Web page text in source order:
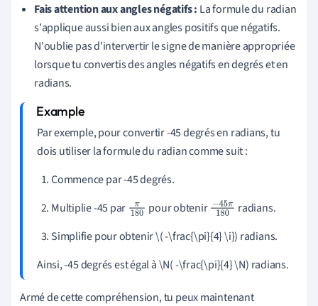
Fais attention aux angles négatifs : La formule du radian
s'applique aussi bien aux angles positifs que négatifs.
N'oublie pas d'intervertir le signe de manière appropriée
lorsque tu convertis des angles négatifs en degrés et en
radians.
Par exemple, pour convertir -45 degrés en radians, tu
dois utiliser la formule du radian comme suit :
Commence par -45 degrés.
Multiplie -45 par π18
0
pour obtenir−45π
180
radians.
Simplifie pour obtenir \( -\frac{\pi}{4} \i}) radians.
Ainsi, -45 degrés est égal à \N( -\frac{\pi}{4} \N) radians.
Armé de cette compréhension, tu peux maintenant